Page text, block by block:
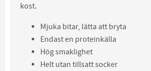
kost.
Mjuka bitar, lätta att bryta
Endast en proteinkälla
Hög smaklighet
Helt utan tillsatt socker